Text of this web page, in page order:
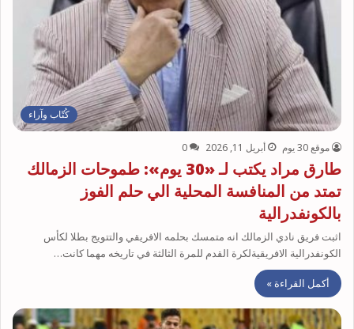
كُتّاب وآراء
موقع 30 يوم أبريل 11, 2026 0
طارق مراد يكتب لـ «30 يوم»: طموحات الزمالك
تمتد من المنافسة المحلية الي حلم الفوز
بالكونفدرالية
اثبت فريق نادي الزمالك انه متمسك بحلمه الافريقي والتتويج بطلا لكأس
الكونفدرالية الافريقيةلكرة القدم للمرة الثالثة في تاريخه مهما كانت…
أكمل القراءة »